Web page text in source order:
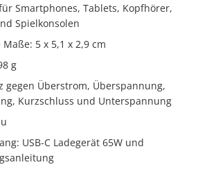
Smartphones, Tablets, Kopfhörer,
Spielkonsolen
Maße: 5 x 5,1 x 2,9 cm
g
gegen Überstrom, Überspannung,
Kurzschluss und Unterspannung
USB-C Ladegerät 65W und